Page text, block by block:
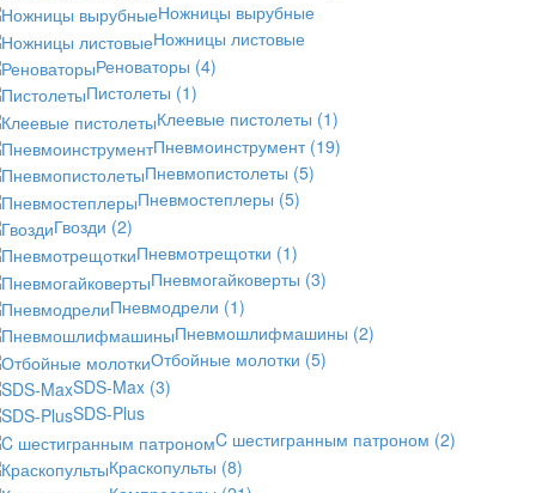
Ножницы вырубные
Ножницы листовые
Реноваторы (4)
Пистолеты (1)
Клеевые пистолеты (1)
Пневмоинструмент (19)
Пневмопистолеты (5)
Пневмостеплеры (5)
Гвозди (2)
Пневмотрещотки (1)
Пневмогайковерты (3)
Пневмодрели (1)
Пневмошлифмашины (2)
Отбойные молотки (5)
SDS-Max (3)
SDS-Plus
C шестигранным патроном (2)
Краскопульты (8)